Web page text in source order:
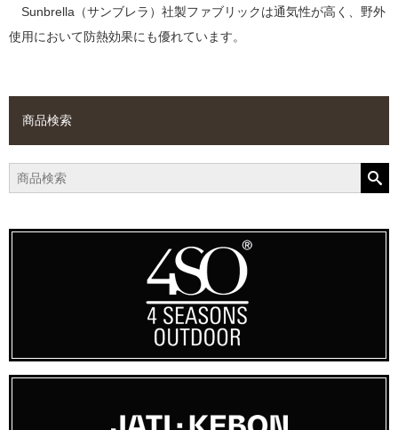
Sunbrella（サンブレラ）社製ファブリックは通気性が高く、野外
使用において防熱効果にも優れています。
商品検索